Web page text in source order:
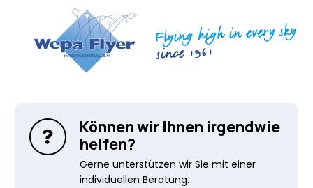
Können wir Ihnen irgendwie
helfen?
Gerne unterstützen wir Sie mit einer
individuellen Beratung.